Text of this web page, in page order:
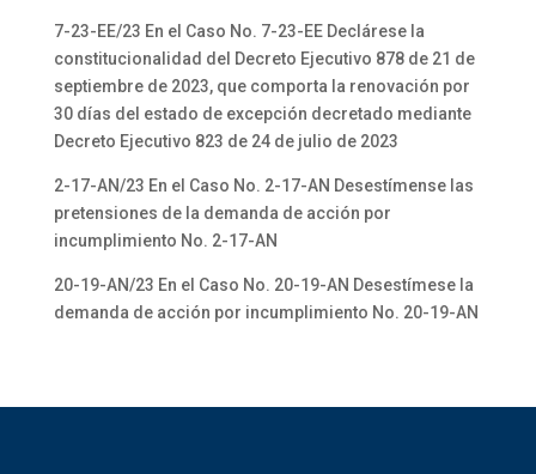
7-23-EE/23 En el Caso No. 7-23-EE Declárese la
constitucionalidad del Decreto Ejecutivo 878 de 21 de
septiembre de 2023, que comporta la renovación por
30 días del estado de excepción decretado mediante
Decreto Ejecutivo 823 de 24 de julio de 2023
2-17-AN/23 En el Caso No. 2-17-AN Desestímense las
pretensiones de la demanda de acción por
incumplimiento No. 2-17-AN
20-19-AN/23 En el Caso No. 20-19-AN Desestímese la
demanda de acción por incumplimiento No. 20-19-AN